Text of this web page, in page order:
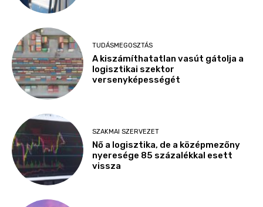
TUDÁSMEGOSZTÁS
A kiszámíthatatlan vasút gátolja a
logisztikai szektor
versenyképességét
SZAKMAI SZERVEZET
Nő a logisztika, de a középmezőny
nyeresége 85 százalékkal esett
vissza